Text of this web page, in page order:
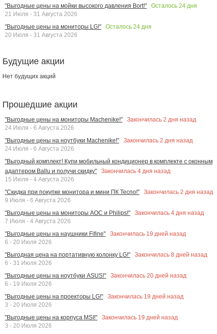
"Выгодные цены на мойки высокого давления Bort!"
Осталось 24 дня
21 Июля - 31 Августа 2026
"Выгодные цены на мониторы LG!"
Осталось 24 дня
20 Июля - 31 Августа 2026
Будущие акции
Нет будущих акций
Прошедшие акции
"Выгодные цены на мониторы Machenike!" Закончилась 2 дня назад
24 Июля - 6 Августа 2026
"Выгодные цены на ноутбуки Machenike!"
Закончилась 2 дня назад
24 Июля - 6 Августа 2026
"Выгодный комплект! Купи мобильный кондиционер в комплекте с оконным
адаптером Ballu и получи скидку"
Закончилась 4 дня назад
15 Июля - 4 Августа 2026
"Скидка при покупке монитора и мини ПК Tecno!"
Закончилась 2 дня назад
9 Июля - 6 Августа 2026
"Выгодные цены на мониторы AOC и Philips!"
Закончилась 4 дня назад
7 Июля - 4 Августа 2026
"Выгодные цены на наушники Fifine"
Закончилась 19 дней назад
6 - 20 Июля 2026
"Выгодная цена на портативную колонку LG!"
Закончилась 8 дней назад
6 - 31 Июля 2026
"Выгодные цены на ноутбуки ASUS!"
Закончилась 20 дней назад
6 - 19 Июля 2026
"Выгодные цены на проекторы LG!"
Закончилась 19 дней назад
3 - 20 Июля 2026
"Выгодные цены на корпуса MSI!"
Закончилась 19 дней назад
3 - 20 Июля 2026